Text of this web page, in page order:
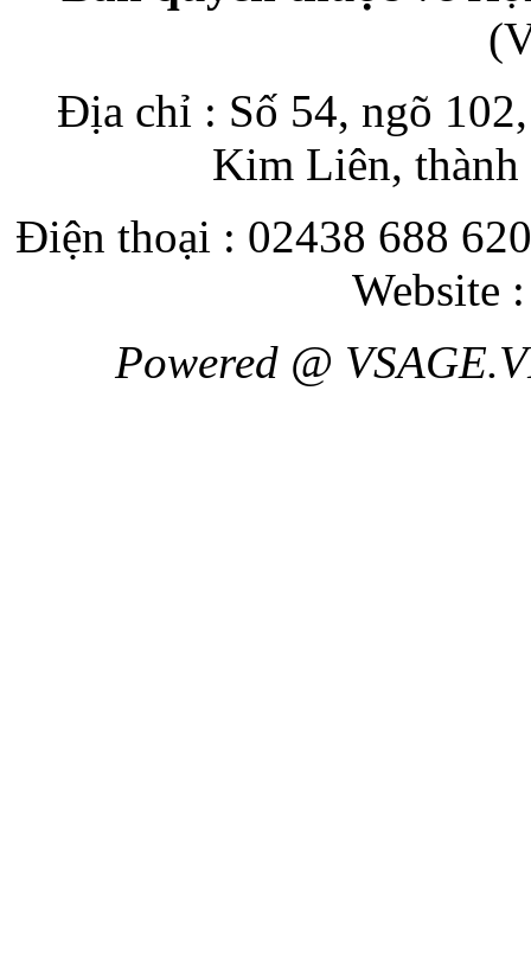
Địa chỉ : Số 54, ngõ
Kim Liên,
Điện thoại : 02438 688
Website
Powered @